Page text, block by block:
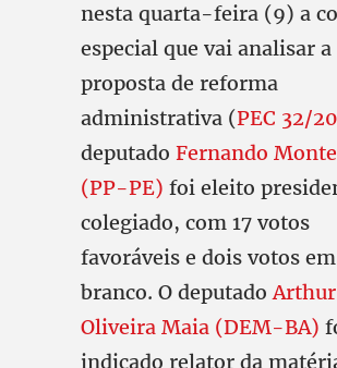
nesta quarta-feira (9) a
especial que vai analisar a
proposta de reforma
administrativa (PEC 32/20
deputado Fernando
(PP-PE) foi eleito
colegiado, com 17 votos
favoráveis e dois votos em
branco. O deputadoArthur
Oliveira Maia (DEM-BA)
indicado relator da